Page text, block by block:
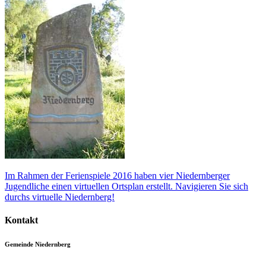
Im Rahmen der Ferienspiele 2016 haben vier Niedernberger
Jugendliche einen virtuellen Ortsplan erstellt. Navigieren Sie sich
durchs virtuelle Niedernberg!
Kontakt
Gemeinde Niedernberg